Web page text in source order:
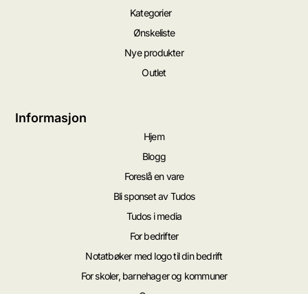
Kategorier
Ønskeliste
Nye produkter
Outlet
Informasjon
Hjem
Blogg
Foreslå en vare
Bli sponset av Tudos
Tudos i media
For bedrifter
Notatbøker med logo til din bedrift
For skoler, barnehager og kommuner